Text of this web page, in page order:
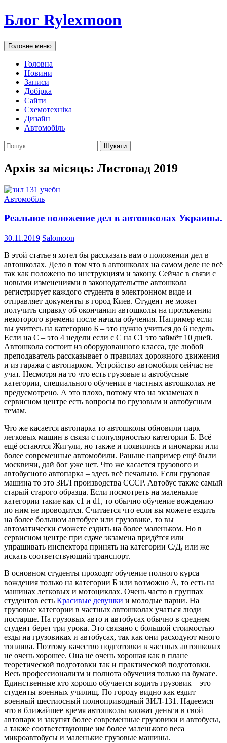
Блог Rylexmoon
Пошук
Головне меню Перейти
до
Головна
Новини
Записи
Добірка
Сайти
Схемотехніка
Дизайн
Автомобіль
Пошук:
Архів за місяць: Листопад 2019
Автомобіль
Реальное положение дел в автошколах Украины.
30.11.2019 Salomoon
В этой статье я хотел бы рассказать вам о положении дел в
автошколах. Дело в том что в автошколах на самом деле не всё
так как положено по инструкциям и закону. Сейчас в связи с
новыми изменениями в законодательстве автошкола
регистрирует каждого студента в электронном виде и
отправляет документы в город Киев. Студент не может
получить справку об окончании автошколы на протяжении
некоторого времени после начала обучения. Например если
вы учитесь на категорию Б – это нужно учиться до 6 недель.
Если на С – это 4 недели если с С на С1 это займёт 10 дней.
Автошкола состоит из оборудованного класса, где любой
преподаватель рассказывает о правилах дорожного движения
и из гаража с автопарком. Устройство автомобиля сейчас не
учат. Несмотря на то что есть грузовые и автобусные
категории, специального обучения в частных автошколах не
предусмотрено. А это плохо, потому что на экзаменах в
сервисном центре есть вопросы по грузовым и автобусным
темам.
Что же касается автопарка то автошколы обновили парк
легковых машин в связи с популярностью категории Б. Всё
ещё остаются Жигули, но также и появились и иномарки или
более современные автомобили. Раньше например ещё были
москвичи, дай бог уже нет. Что же касается грузового и
автобусного автопарка – здесь всё печально. Если грузовая
машина то это ЗИЛ производства СССР. Автобус также самый
старый старого образца. Если посмотреть на маленькие
категории такие как c1 и d1, то обычно обучение вождению
по ним не проводится. Считается что если вы можете ездить
на более большом автобусе или грузовике, то вы
автоматически сможете ездить на более маленьком. Но в
сервисном центре при сдаче экзамена придётся или
упрашивать инспектора принять на категории С/Д, или же
искать соответствующий транспорт.
В основном студенты проходят обучение полного курса
вождения только на категории Б или возможно А, то есть на
машинах легковых и мотоциклах. Очень часто в группах
студентов есть Красивые девушки и молодые парни. На
грузовые категории в частных автошколах учаться люди
постарше. На грузовых авто и автобусах обычно в среднем
студент берет три урока. Это связано с большой стоимостью
езды на грузовиках и автобусах, так как они расходуют много
топлива. Поэтому качество подготовки в частных автошколах
не очень хорошее. Она не очень хорошая как в плане
теоретической подготовки так и практической подготовки.
Весь профессионализм и полнота обучения только на бумаге.
Единственные кто хорошо обучается водить грузовик – это
студенты военных училищ. По городу видно как ездит
военный шестиосный полноприводный ЗИЛ-131. Надеемся
что в ближайшее время автошколы вложат деньги в свой
автопарк и закупят более современные грузовики и автобусы,
а также соответствующие им более маленького веса
микроавтобусы и маленькие грузовые машины.